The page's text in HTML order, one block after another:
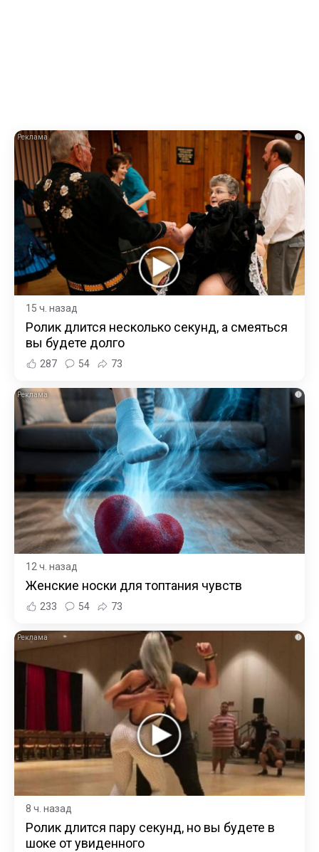
i
15 ч. назад
Ролик длится несколько секунд, а смеяться
вы будете долго
287 54 73
i
12 ч. назад
Женские носки для топтания чувств
233 54 73
i
8 ч. назад
Ролик длится пару секунд, но вы будете в
шоке от увиденного